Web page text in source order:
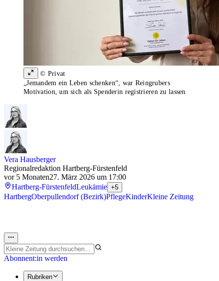
© Privat
„Jemandem ein Leben schenken“, war Reingrubers
Motivation, um sich als Spenderin registrieren zu lassen
Vera Hausberger
Regionalredaktion Hartberg-Fürstenfeld
vor 5 Monaten27. März 2026 um 17:00
Hartberg-FürstenfeldLeukämie +5
HartbergOberpullendorf (Bezirk)PflegeKinderKleine Zeitung
Abonnent:in werden
Rubriken